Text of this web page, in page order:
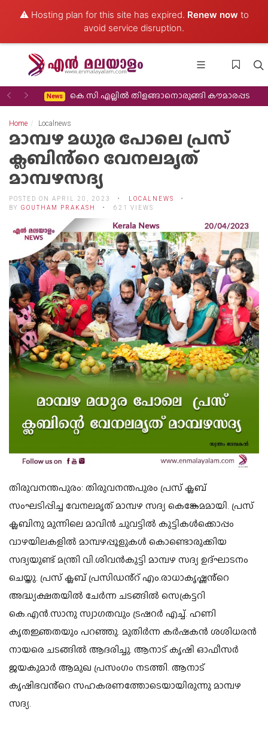
⚠️ Hosting plan for this site has expired. Renew now to
avoid service disruption.
Previous
Next
തിരിച്ചുവരവ് News കെ.സി.എല്ലിൽ തിളങ്ങാനൊരുങ്ങി കൗമാരപ്പട
Home Localnews
മാമ്പഴ മധുര പോലെ പ്രസ്
ക്ലബിൻ്റെ വേനലമൃത്
മാമ്പഴസദ്യ
POSTED ON APRIL 20, 2023
LOCALNEWS
BY GOUTHAM PRAKASH 621 VIEWS
തിരുവനന്തപുരം: തിരുവനന്തപുരം പ്രസ് ക്ലബ്
സംഘടിപ്പിച്ച വേനലമൃത് മാമ്പഴ സദ്യ കെങ്കേമമായി. പ്രസ്
ക്ലബിനു മുന്നിലെ മാവിൻ ചുവട്ടിൽ കുട്ടികൾക്കൊപ്പം
വാഴയിലകളിൽ മാമ്പഴപ്പൂളുകൾ കൊണ്ടൊരുക്കിയ
സദ്യയുണ്ട് മന്ത്രി വി.ശിവൻകുട്ടി മാമ്പഴ സദ്യ ഉദ്ഘാടനം
ചെയ്തു. പ്രസ് ക്ലബ് പ്രസിഡൻ്റ് എം.രാധാകൃഷ്ണൻ്റെ
അദ്ധ്യക്ഷതയിൽ ചേർന്ന ചടങ്ങിൽ സെക്രട്ടറി
കെ.എൻ.സാനു സ്വാഗതവും ട്രഷറർ എച്ച്. ഹണി
കൃതജ്ഞതയും പറഞ്ഞു. മുതിർന്ന കർഷകൻ ശശിധരൻ
നായരെ ചടങ്ങിൽ ആദരിച്ചു. ആനാട് കൃഷി ഓഫീസർ
ജയകുമാർ ആമുഖ പ്രസംഗം നടത്തി. ആനാട്
കൃഷിഭവൻ്റെ സഹകരണത്തോടെയായിരുന്നു മാമ്പഴ
സദ്യ.